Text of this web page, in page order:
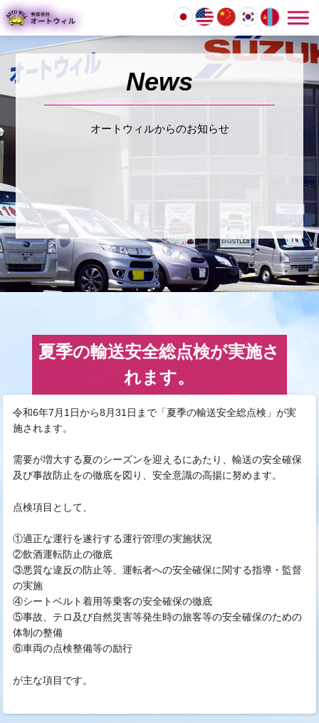
オートウィルからのお知らせ
夏季の輸送安全総点検が実施さ
れます。
令和6年7月1日から8月31日まで「夏季の輸送安全総点検」が実
施されます。
需要が増大する夏のシーズンを迎えるにあたり、輸送の安全確保
及び事故防止をの徹底を図り、安全意識の高揚に努めます。
点検項目として、
①適正な運行を遂行する運行管理の実施状況
②飲酒運転防止の徹底
③悪質な違反の防止等、運転者への安全確保に関する指導・監督
の実施
④シートベルト着用等乗客の安全確保の徹底
⑤事故、テロ及び自然災害等発生時の旅客等の安全確保のための
体制の整備
⑥車両の点検整備等の励行
が主な項目です。